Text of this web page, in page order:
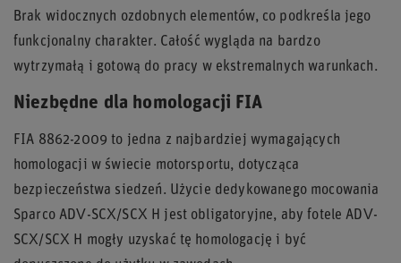
Brak widocznych ozdobnych elementów, co podkreśla jego
funkcjonalny charakter. Całość wygląda na bardzo
wytrzymałą i gotową do pracy w ekstremalnych warunkach.
Niezbędne dla homologacji FIA
FIA 8862-2009 to jedna z najbardziej wymagających
homologacji w świecie motorsportu, dotycząca
bezpieczeństwa siedzeń. Użycie dedykowanego mocowania
Sparco ADV-SCX/SCX H jest obligatoryjne, aby fotele ADV-
SCX/SCX H mogły uzyskać tę homologację i być